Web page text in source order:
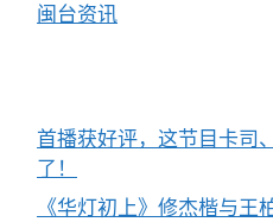
闽台资讯
首播获好评，这节目卡司
了！
《华灯初上》修杰楷与王